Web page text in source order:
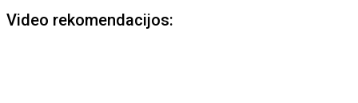
Video rekomendacijos: